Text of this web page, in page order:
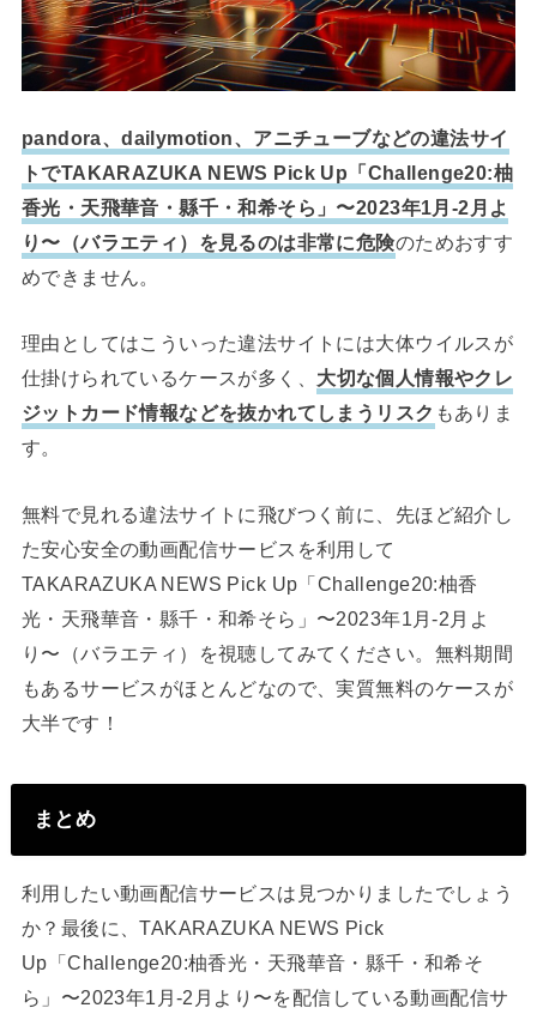
pandora、dailymotion、アニチューブなどの違法サイ
トでTAKARAZUKA NEWS Pick Up「Challenge20:柚
香光・天飛華音・縣千・和希そら」〜2023年1月-2月よ
り〜（バラエティ）を見るのは非常に危険のためおすす
めできません。
理由としてはこういった違法サイトには大体ウイルスが
仕掛けられているケースが多く、 大切な個人情報やクレ
ジットカード情報などを抜かれてしまうリスク もありま
す。
無料で見れる違法サイトに飛びつく前に、先ほど紹介し
た安心安全の動画配信サービスを利用して
TAKARAZUKA NEWS Pick Up「Challenge20:柚香
光・天飛華音・縣千・和希そら」〜2023年1月-2月よ
り〜（バラエティ）を視聴してみてください。無料期間
もあるサービスがほとんどなので、実質無料のケースが
大半です！
まとめ
利用したい動画配信サービスは見つかりましたでしょう
か？最後に、TAKARAZUKA NEWS Pick
Up「Challenge20:柚香光・天飛華音・縣千・和希そ
ら」〜2023年1月-2月より〜を配信している動画配信サ